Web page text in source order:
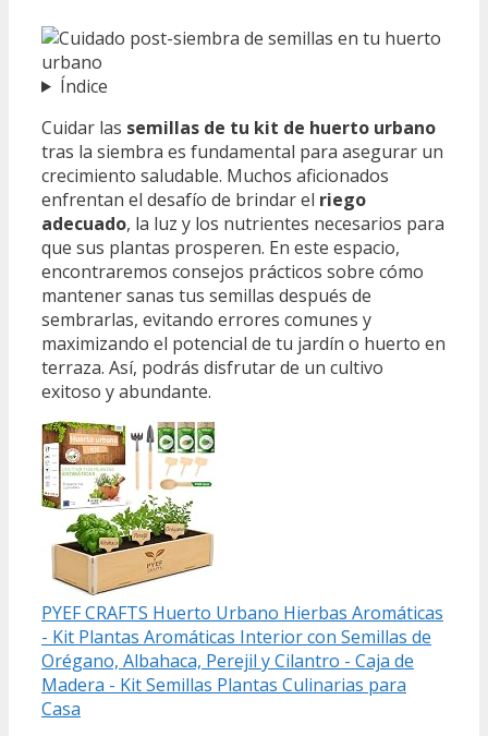
Índice
Cuidar las semillas de tu kit de huerto urbano
tras la siembra es fundamental para asegurar un
crecimiento saludable. Muchos aficionados
enfrentan el desafío de brindar el riego
adecuado, la luz y los nutrientes necesarios para
que sus plantas prosperen. En este espacio,
encontraremos consejos prácticos sobre cómo
mantener sanas tus semillas después de
sembrarlas, evitando errores comunes y
maximizando el potencial de tu jardín o huerto en
terraza. Así, podrás disfrutar de un cultivo
exitoso y abundante.
PYEF CRAFTS Huerto Urbano Hierbas Aromáticas
- Kit Plantas Aromáticas Interior con Semillas de
Orégano, Albahaca, Perejil y Cilantro - Caja de
Madera - Kit Semillas Plantas Culinarias para
Casa